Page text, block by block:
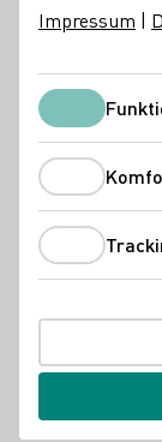
Was dich
Geführte
(ca. 3 km)
6
Snacksfür
Atmosphäre
35 € p.P.
Impressum |